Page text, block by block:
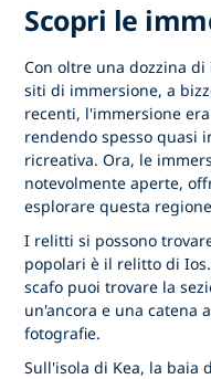
Scopri le
Con oltre una dozzina
siti di immersione, a
recenti, l'immersione
rendendo spesso quasi
ricreativa. Ora, le
notevolmente aperte,
esplorare questa
I relitti si possono
popolari è il relitto di
scafo puoi trovare la
un'ancora e una catena
fotografie.
Sull'isola di Kea, la baia